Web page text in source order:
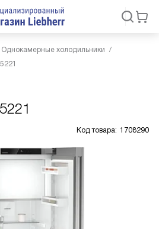
Однокамерные холодильники
Код товара: 1708290